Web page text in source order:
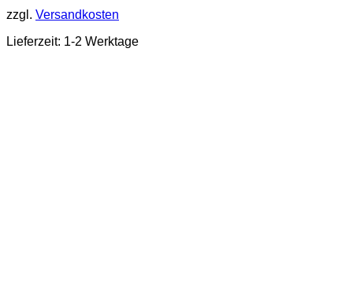
zzgl. Versandkosten
Lieferzeit: 1-2 Werktage